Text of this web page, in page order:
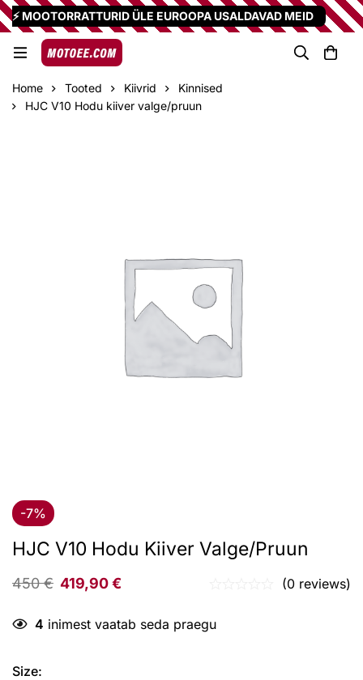
⚡ MOOTORRATTURID ÜLE EUROOPA USALDAVAD MEID
Home Tooted Kiivrid
Kinnised
HJC V10 Hodu kiiver valge/pruun
-7%
HJC V10 Hodu Kiiver Valge/pruun
450€ 419,90€ (0 reviews)
4 inimest vaatab seda praegu
Size: